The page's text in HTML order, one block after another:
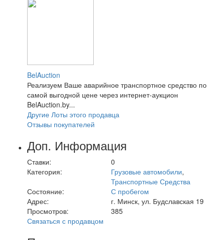
BelAuction
Реализуем Ваше аварийное транспортное средство по
самой выгодной цене через интернет-аукцион
BelAuction.by...
Другие Лоты этого продавца
Отзывы покупателей
Доп. Информация
Ставки:
0
Категория:
Грузовые автомобили,
Транспортные Средства
Состояние:
С пробегом
Адрес:
г. Минск, ул. Будславская 19
Просмотров:
385
Связаться с продавцом